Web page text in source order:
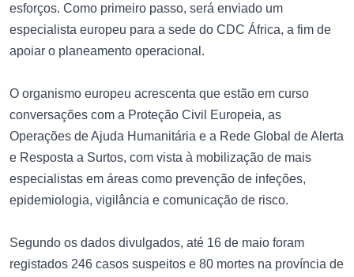
esforços. Como primeiro passo, será enviado um
especialista europeu para a sede do CDC África, a fim de
apoiar o planeamento operacional.
O organismo europeu acrescenta que estão em curso
conversações com a Proteção Civil Europeia, as
Operações de Ajuda Humanitária e a Rede Global de Alerta
e Resposta a Surtos, com vista à mobilização de mais
especialistas em áreas como prevenção de infeções,
epidemiologia, vigilância e comunicação de risco.
Segundo os dados divulgados, até 16 de maio foram
registados 246 casos suspeitos e 80 mortes na província de